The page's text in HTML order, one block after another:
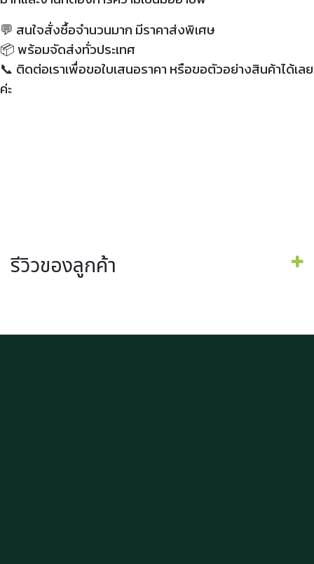
💬 สนใจสั่งซื้อจำนวนมาก มีราคาส่งพิเศษ
📦พร้อมจัดส่งทั่วประเทศ
📞 ติดต่อเราเพื่อขอใบเสนอราคา หรือขอตัวอย่างสินค้าได้เลย
ค่ะ
รีวิวของลูกค้า